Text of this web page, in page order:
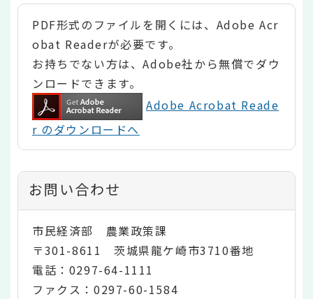
PDF形式のファイルを開くには、Adobe Acr
obat Readerが必要です。
お持ちでない方は、Adobe社から無償でダウ
ンロードできます。
Adobe Acrobat Reade
r のダウンロードへ
お問い合わせ
市民経済部 農業政策課
〒301-8611 茨城県龍ケ崎市3710番地
電話：0297-64-1111
ファクス：0297-60-1584